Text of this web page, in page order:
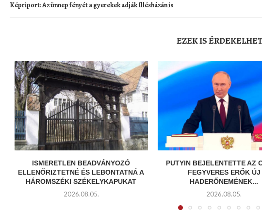
Képriport: Az ünnep fényét a gyerekek adják Illésházán is
EZEK IS
ISMERETLEN BEADVÁNYOZÓ
ELLENŐRIZTETNÉ ÉS LEBONTATNÁ A
HÁROMSZÉKI SZÉKELYKAPUKAT
2026.08.05.
PUTYIN BEJELENTETTE AZ
FEGYVERES ERŐK ÚJ
HADERŐNEMÉNEK...
2026.08.05.